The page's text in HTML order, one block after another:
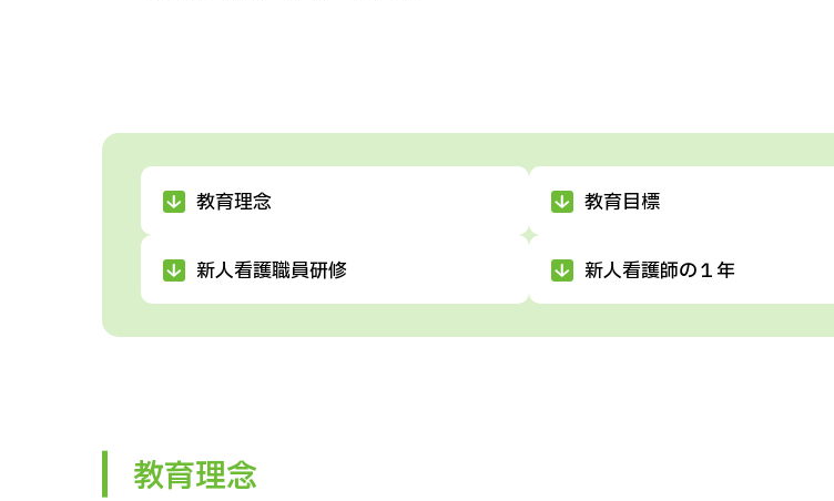
教育理念 教育目標
新人看護職員研修 新人看護師の１年
教育理念